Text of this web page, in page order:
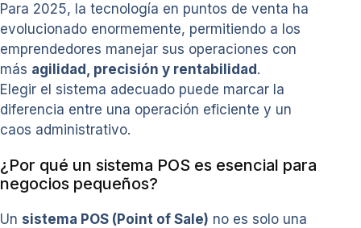
Para 2025, la tecnología en puntos de venta ha
evolucionado enormemente, permitiendo a los
emprendedores manejar sus operaciones con
más agilidad, precisión y rentabilidad .
Elegir el sistema adecuado puede marcar la
diferencia entre una operación eficiente y un
caos administrativo.
¿Por qué un sistema POS es esencial para
negocios pequeños?
Un sistema POS (Point of Sale) no es solo una